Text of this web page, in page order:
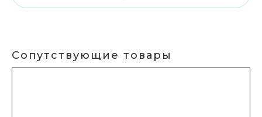
Сопутствующие товары